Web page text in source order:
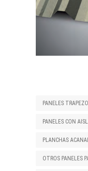
PANELES
PANELES CON
PLANCHAS
OTROS PANELES